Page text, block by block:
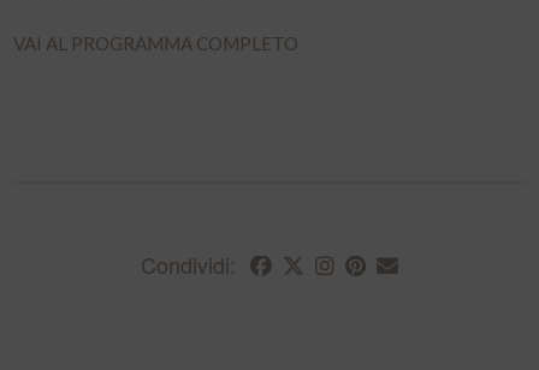
VAI AL PROGRAMMA COMPLETO
Condividi: